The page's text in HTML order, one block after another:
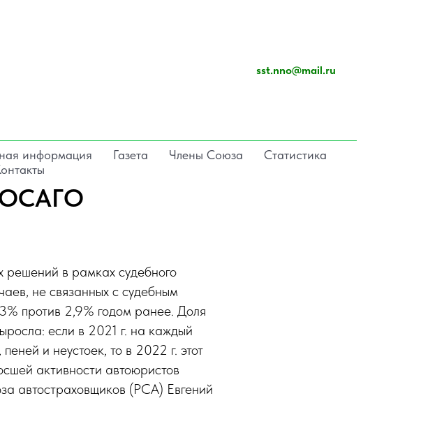
sst.nno@mail.ru
информация Газета Члены Союза
Статистика
ОСАГО
решений в рамках судебного
не связанных с судебным
против 2,9% годом ранее. Доля
если в 2021 г. на каждый
и неустоек, то в 2022 г. этот
активности автоюристов
автостраховщиков (РСА) Евгений